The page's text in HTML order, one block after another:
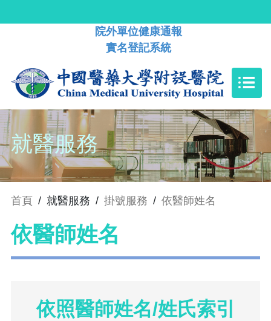
院外單位健康通報
實名登記系統
就醫服務
首頁 / 就醫服務 / 掛號服務 / 依醫師姓名
依醫師姓名
依照醫師姓名/姓氏索引